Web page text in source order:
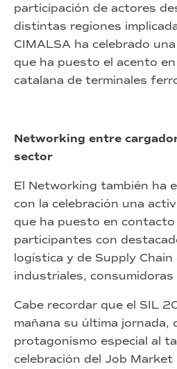
participación de actores
distintas regiones
CIMALSA ha celebrado
que ha puesto el acento
catalana de terminales
Networking entre
sector
El Networking también ha
con la celebración una
que ha puesto en contacto
participantes con
logística y de Supply Chain
industriales, consumidoras
Cabe recordar que el SIL
mañana su última jornada,
protagonismo especial al
celebración del Job Market